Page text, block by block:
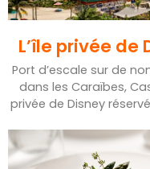
L’île privée
Port d’escale sur de
dans les Caraïbes,
privée de Disney